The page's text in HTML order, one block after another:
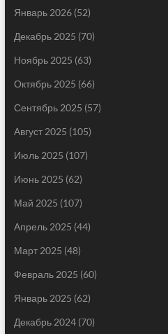
Январь 2026(52)
Декабрь 2025 (70)
Ноябрь 2025 (63)
Октябрь 2025 (66)
Сентябрь 2025 (57)
Август 2025 (105)
Июль 2025 (107)
Июнь 2025 (62)
Май 2025 (107)
Апрель 2025 (44)
Март 2025 (48)
Февраль 2025 (60)
Январь 2025 (62)
Декабрь 2024(70)